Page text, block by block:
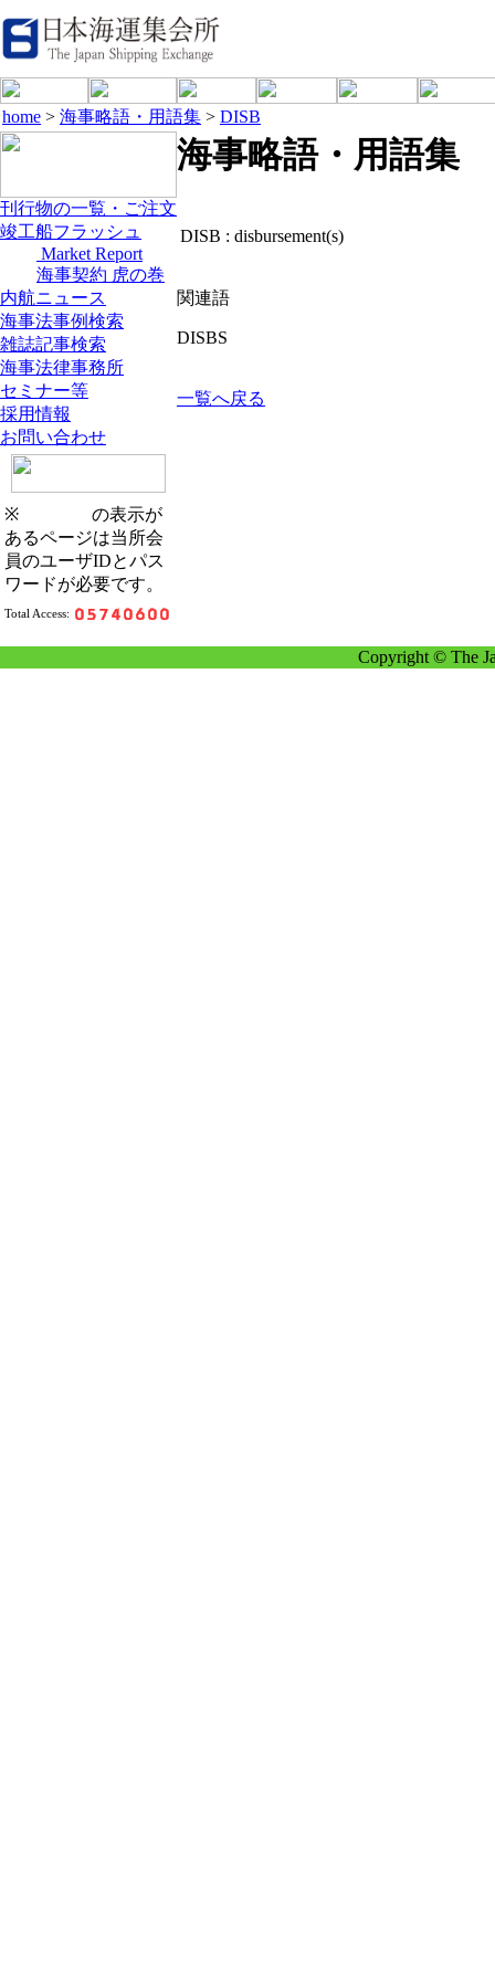
home > 海事略語・用語集 > DISB
刊行物の一覧・ご注文
竣工船フラッシュ
Market Report
海事契約 虎の巻
内航ニュース
海事法事例検索
雑誌記事検索
海事法律事務所
セミナー等
採用情報
お問い合わせ
※
の表示が
あるページは当所会
員のユーザIDとパス
ワードが必要です。
Total Access:
海事略語・用語集
DISB : disbursement(s)
関連語
DISBS
一覧へ戻る
Copyright © The